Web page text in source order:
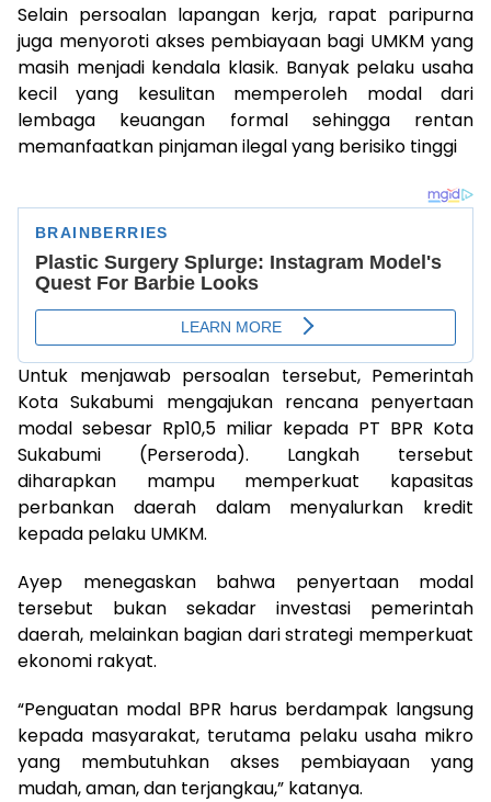
Selain persoalan lapangan kerja, rapat paripurna
juga menyoroti akses pembiayaan bagi UMKM yang
masih menjadi kendala klasik. Banyak pelaku usaha
kecil yang kesulitan memperoleh modal dari
lembaga keuangan formal sehingga rentan
memanfaatkan pinjaman ilegal yang berisiko tinggi
Untuk menjawab persoalan tersebut, Pemerintah
Kota Sukabumi mengajukan rencana penyertaan
modal sebesar Rp10,5 miliar kepada PT BPR Kota
Sukabumi (Perseroda). Langkah tersebut
diharapkan mampu memperkuat kapasitas
perbankan daerah dalam menyalurkan kredit
kepada pelaku UMKM.
Ayep menegaskan bahwa penyertaan modal
tersebut bukan sekadar investasi pemerintah
daerah, melainkan bagian dari strategi memperkuat
ekonomi rakyat.
“Penguatan modal BPR harus berdampak langsung
kepada masyarakat, terutama pelaku usaha mikro
yang membutuhkan akses pembiayaan yang
mudah, aman, dan terjangkau,” katanya.